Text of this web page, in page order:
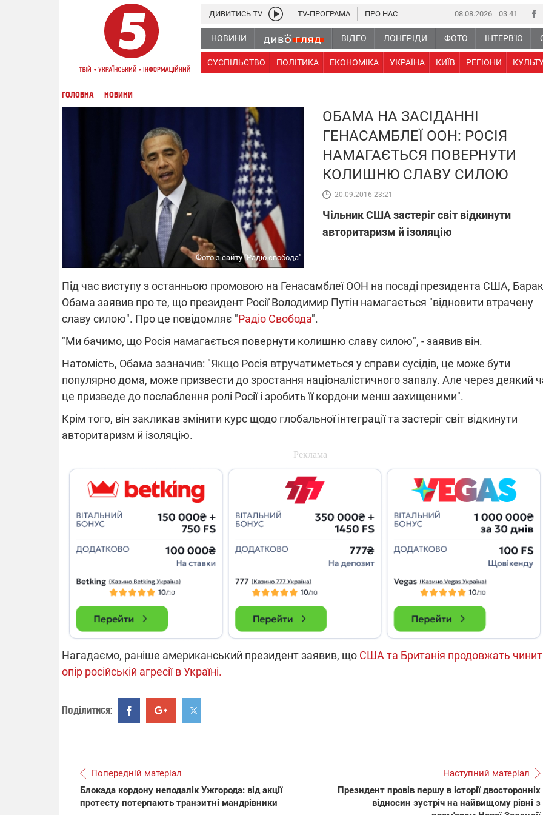
08.08.2026 03:41
НОВИНИ ВІДЕО ЛОНГРІДИ ФОТО ІНТЕРВ'Ю
СУСПІЛЬСТВО ПОЛІТИКА ЕКОНОМІКА УКРАЇНА КИЇВ РЕГІОНИ
ДИВИТИСЬ TV TV-ПРОГРАМА ПРО НАС
ГОЛОВНА НОВИНИ
Фото з сайту "Радіо свобода"
ОБАМА НА ЗАСІДАННІ
ГЕНАСАМБЛЕЇ ООН: РОСІЯ
НАМАГАЄТЬСЯ ПОВЕРНУТИ
КОЛИШНЮ СЛАВУ СИЛОЮ
20.09.2016 23:21
Чільник США застеріг світ відкинути
авторитаризм й ізоляцію
Під час виступу з останньою промовою на Генасамблеї ООН на посаді президента США, Барак
Обама заявив про те, що президент Росії Володимир Путін намагається "відновити втрачену
славу силою". Про це повідомляє "Радіо Свобода".
"Ми бачимо, що Росія намагається повернути колишню славу силою", - заявив він.
Натомість, Обама зазначив: "Якщо Росія втручатиметься у справи сусідів, це може бути
популярно дома, може призвести до зростання націоналістичного запалу. Але через деякий
це призведе до послаблення ролі Росії і зробить її кордони менш захищеними".
Крім того, він закликав змінити курс щодо глобальної інтеграції та застеріг світ відкинути
авторитаризм й ізоляцію.
Нагадаємо, раніше американський президент заявив, що США та Британія продовжать
опір російській агресії в Україні.
Поділитися:
Попередній матеріал
Блокада кордону неподалік Ужгорода: від акції
протесту потерпають транзитні мандрівники
Наступний матеріал
Президент провів першу в історії двосторонніх
відносин зустріч на найвищому рівні з
ВІДКЛЮЧЕННЯ СВІТЛА В УКРАЇНІ
Частина споживачів у чотирьох
областях залишається без світла після
російських обстрілів
Готуйте павербанки: через аномальну
спеку у серпні, можуть повернутися
Нова підозра у справі Міндіча:
взялося за колишнього
директора Енергоатому
З колишнього віцепрем'єра
Чернишова зняли електронний
"Машинерію війни" та
виграй легендарний
14.11.2025 17:15
"Око та щит": дрони,
РЕБ і пікапи – триває
збір коштів на потреби
одразу чотирьох
бригад ЗСУ
11.08.2025 15:16
Працюють на
передовій:
підтримайте
які знімають на
напрямках фронту
04.12.2025 12:37
"Відправте
Вернадського на
фронт": стрілецька
бригада Повітряних
сил ЗСУ збирає на
НРК Numo